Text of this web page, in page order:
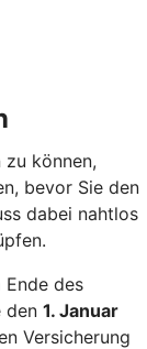
zu können,
bevor Sie den
dabei nahtlos
Ende des
den 1. Januar
Versicherung